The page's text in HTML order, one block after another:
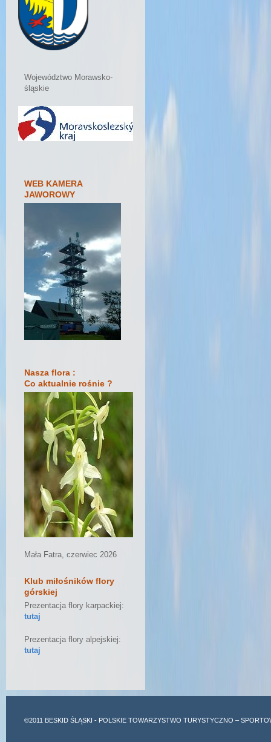
Województwo Morawsko-
śląskie
WEB KAMERA
JAWOROWY
Nasza flora :
Co aktualnie rośnie ?
Mała Fatra, czerwiec 2026
Klub miłośników flory
górskiej
Prezentacja flory karpackiej:
tutaj
Prezentacja flory alpejskiej:
tutaj
©2011 BESKID ŚLĄSKI - POLSKIE TOWARZYSTWO TURYSTYCZNO –